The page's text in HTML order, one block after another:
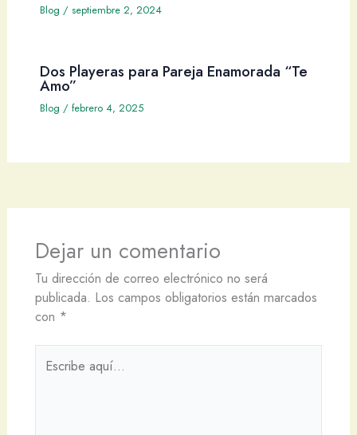
Blog / septiembre 2, 2024
Dos Playeras para Pareja Enamorada “Te
Amo”
Blog / febrero 4, 2025
Dejar un comentario
Tu dirección de correo electrónico no será
publicada. Los campos obligatorios están marcados
con *
aquí...